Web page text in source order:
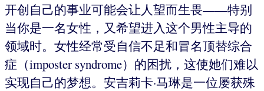
开创自己的事业可能会让人望而生畏——特别
当你是一名女性，又希望进入这个男性主导的
领域时。女性经常受自信不足和冒名顶替综合
症（imposter syndrome）的困扰，这使她们难以
实现自己的梦想。安吉莉卡·马琳是一位屡获殊